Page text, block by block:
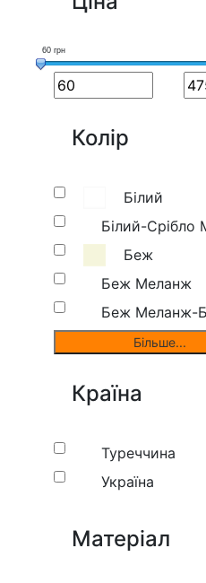
60
60 грн
Колір
Білий
Білий-Срібло
Беж
Беж Меланж
Беж Меланж-
Країна
Туреччина
Україна
Матеріал